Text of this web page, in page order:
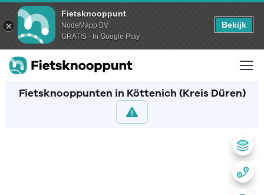
Fietsknooppunt
NodeMapp BV
GRATIS - In Google Play
Bekijk
Fietsknooppunten in Köttenich (Kreis Düren)